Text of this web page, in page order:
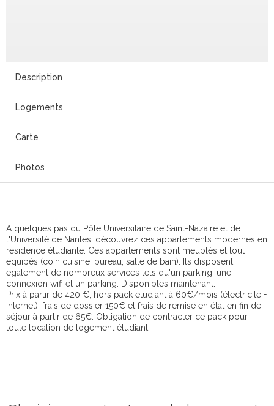
Description
Logements
Carte
Photos
A quelques pas du Pôle Universitaire de Saint-Nazaire et de
l'Université de Nantes, découvrez ces appartements modernes en
résidence étudiante. Ces appartements sont meublés et tout
équipés (coin cuisine, bureau, salle de bain). Ils disposent
également de nombreux services tels qu'un parking, une
connexion wifi et un parking. Disponibles maintenant.
Prix à partir de 420 €, hors pack étudiant à 60€/mois (électricité +
internet), frais de dossier 150€ et frais de remise en état en fin de
séjour à partir de 65€. Obligation de contracter ce pack pour
toute location de logement étudiant.